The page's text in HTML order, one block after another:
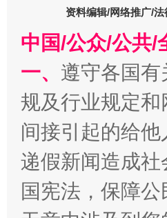
资料编辑/网络推广/法
中国/公众/公共/
一、 遵守各国
规及行业规定
间接引起的给
递假新闻造成
国宪法，保障